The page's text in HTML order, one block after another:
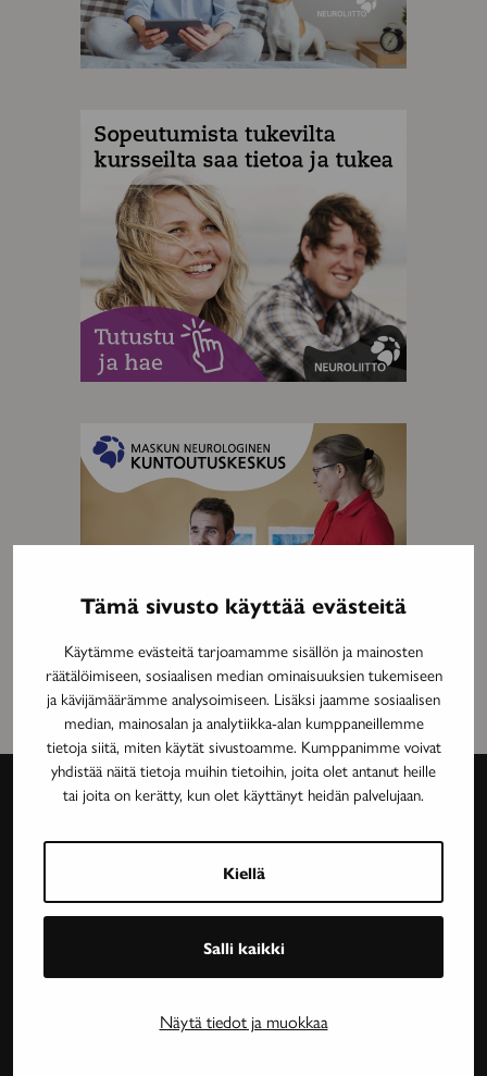
Tämä sivusto käyttää evästeitä
Käytämme evästeitä tarjoamamme sisällön ja mainosten
räätälöimiseen, sosiaalisen median ominaisuuksien tukemiseen
ja kävijämäärämme analysoimiseen. Lisäksi jaamme sosiaalisen
median, mainosalan ja analytiikka-alan kumppaneillemme
tietoja siitä, miten käytät sivustoamme. Kumppanimme voivat
yhdistää näitä tietoja muihin tietoihin, joita olet antanut heille
tai joita on kerätty, kun olet käyttänyt heidän palvelujaan.
Kiellä
Salli kaikki
Näytä tiedot ja muokkaa
Avain-
Neurologinen aikakauslehti Avain tarjoaa luotettavaa
ja asiantuntevaa tietoa MS-taudin, neurologisten
harvinaissairauksien ja essentiaalisen vapinan
sairastavien sosiaaliturvasta. Avain-lehteä julkaisee